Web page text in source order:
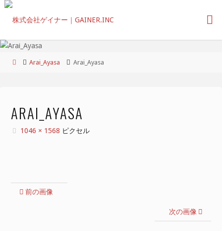
コ
ン
ホ
Arai_Ayasa Arai_Ayasa
ARAI_AYASA
フ
1046 × 1568 ピクセル
前の画像
次の画像